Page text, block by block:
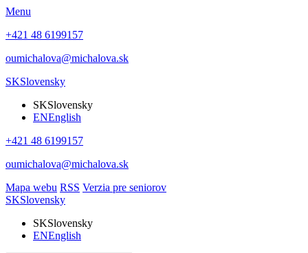
Menu
+421 48 6199157
oumichalova@michalova.sk
SKSlovensky
SKSlovensky
ENEnglish
+421 48 6199157
oumichalova@michalova.sk
Mapa webu RSS Verzia pre seniorov
SKSlovensky
SKSlovensky
ENEnglish